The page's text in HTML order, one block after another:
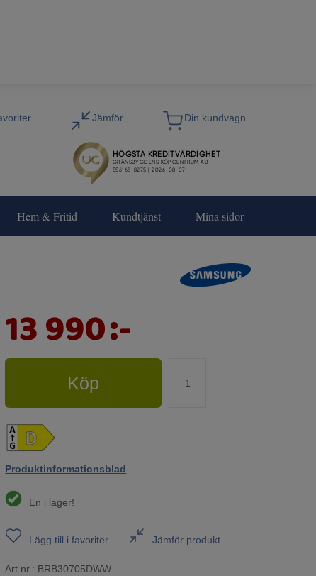
Hem & Fritid Kundtjänst Mina sidor
13 990:-
Köp
Produktinformationsblad
En i lager!
Lägg till i favoriter Jämför produkt
Art.nr.: BRB30705DWW